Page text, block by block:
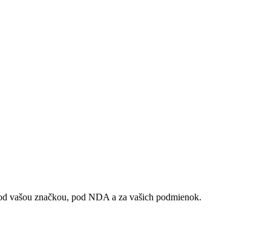
vašou značkou, pod NDA a za vašich podmienok.